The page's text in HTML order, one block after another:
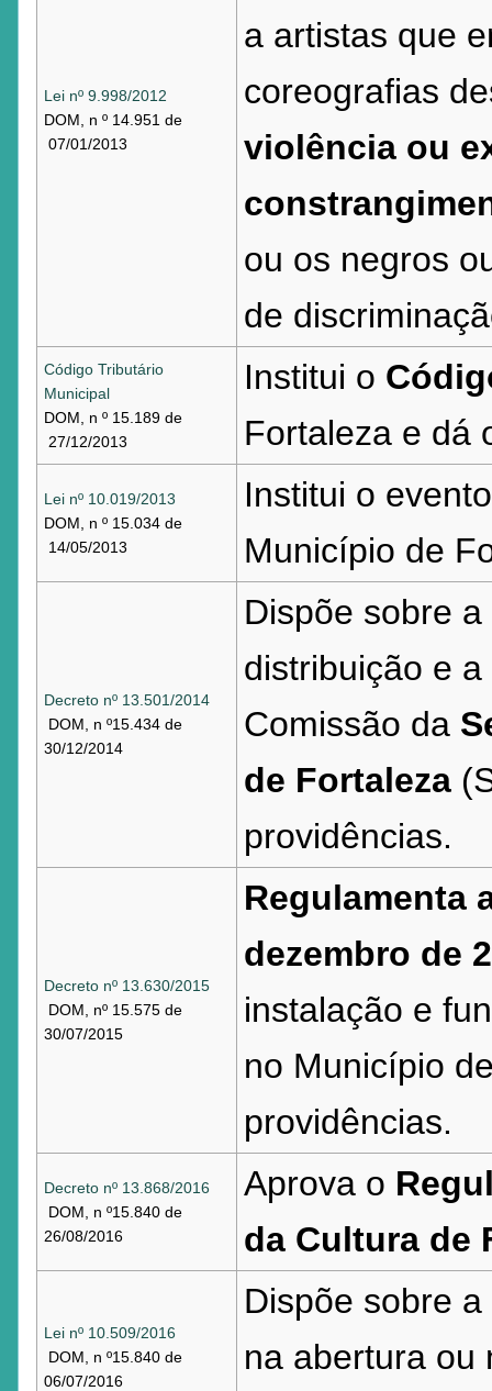
Lei nº 9.998/2012
DOM, n º 14.951 de
07/01/2013
a artistas que
coreografias
violência ou
ou os negros
de
Código Tributário
Municipal
DOM, n º 15.189 de
27/12/2013
Institui o
Fortaleza e dá
Lei nº 10.019/2013
DOM, n º 15.034 de
14/05/2013
Institui o
Município de
Decreto nº 13.501/2014
DOM, n º15.434 de
30/12/2014
Dispõe sobre a
distribuição e
Comissão da
de Fortaleza
providências.
Decreto nº 13.630/2015
DOM, nº 15.575 de
30/07/2015
Regulamenta
dezembro de
instalação e
no Município
providências.
Decreto nº 13.868/2016
DOM, n º15.840 de
26/08/2016
Aprova o
da Cultura de
Lei nº 10.509/2016
DOM, n º15.840 de
06/07/2016
Dispõe sobre
na abertura ou